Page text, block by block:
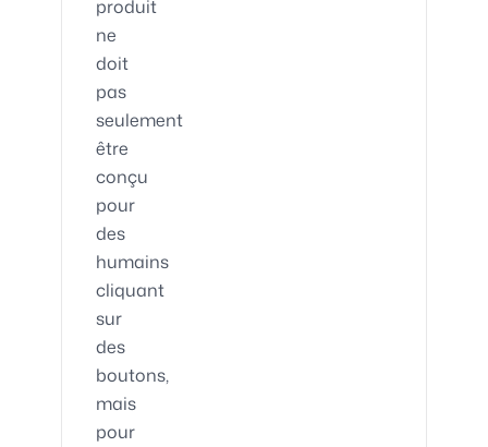
produit
ne
doit
pas
seulement
être
conçu
pour
des
humains
cliquant
sur
des
boutons,
mais
pour